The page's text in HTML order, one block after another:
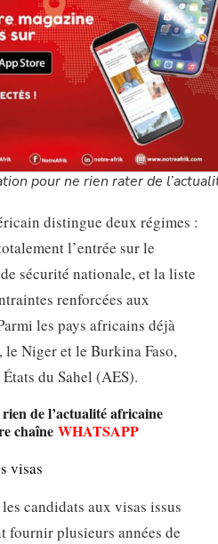
pour ne rien rater de
distingue deux régimes :
l’entrée sur le
sécurité nationale, et la liste
renforcées aux
les pays africains déjà
Niger et le Burkina Faso,
du Sahel (AES).
de l’actualité africaine
chaîne WHATSAPP
visas
candidats aux visas issus
fournir plusieurs années de